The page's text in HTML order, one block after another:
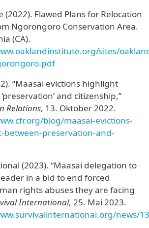
Flawed Plans for Relocation
Ngorongoro Conservation Area.
(CA).
sites/
“Maasai evictions highlight
and citizenship,”
Relations, 13. Oktober 2022.
blog/maasai-evictions-
between-preservation-and-
(2023). “Maasai delegation to
in a bid to end forced
rights abuses they are facing
International, 25. Mai 2023.
news/